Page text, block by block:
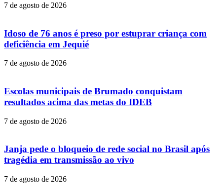
7 de agosto de 2026
Idoso de 76 anos é preso por estuprar criança com
deficiência em Jequié
7 de agosto de 2026
Escolas municipais de Brumado conquistam
resultados acima das metas do IDEB
7 de agosto de 2026
Janja pede o bloqueio de rede social no Brasil após
tragédia em transmissão ao vivo
7 de agosto de 2026